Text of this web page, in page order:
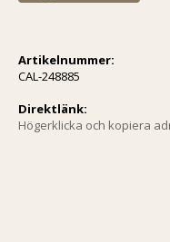
Artikelnummer:
CAL-248885
Direktlänk:
Högerklicka och kopiera